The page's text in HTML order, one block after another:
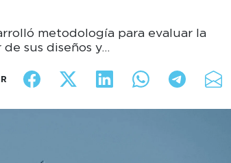
metodología para evaluar la
sus diseños y…